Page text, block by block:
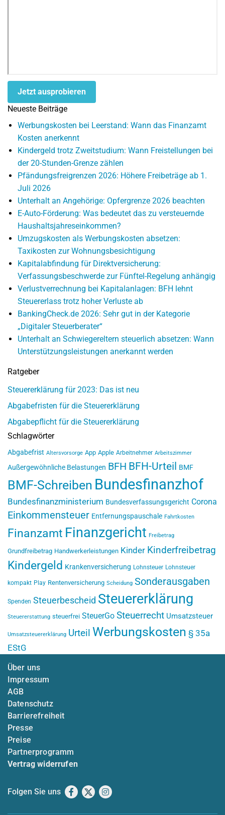
Jetzt ausprobieren
Neueste Beiträge
Werbungskosten bei Leerstand: Wann das Finanzamt
Kosten anerkennt
Kindergeld trotz Zweitstudium: Wann Freistellungen bei
der 20-Stunden-Grenze zählen
Pfändungsfreigrenzen 2026: Höhere Freibeträge ab 1.
Juli 2026
Unterhalt an Angehörige: Opfergrenze 2026 beachten
E-Auto-Förderung: Was bedeutet das zu versteuernde
Haushaltsjahreseinkommen?
Umzugskosten als Werbungskosten absetzen:
Taxikosten zur Wohnungsbesichtigung
Kapitalabfindung für Direktversicherung:
Verfassungsbeschwerde zur Fünftel-Regelung anhängig
Verlustverrechnung bei Kapitalanlagen: BFH lehnt
Steuererlass trotz hoher Verluste ab
BankingCheck.de 2026: Sehr gut in der Kategorie
„Digitaler Steuerberater“
Unterhalt an Schwiegereltern steuerlich absetzen: Wann
Unterstützungsleistungen anerkannt werden
Ratgeber
Steuererklärung für 2023: Das ist neu
Abgabefristen für die Steuererklärung
Abgabepflicht für die Steuererklärung
Schlagwörter
Abgabefrist Altersvorsorge App Apple Arbeitnehmer Arbeitszimmer
Außergewöhnliche Belastungen BFH BFH-Urteil BMF
BMF-Schreiben Bundesfinanzhof
Bundesfinanzministerium Bundesverfassungsgericht Corona
Einkommensteuer Entfernungspauschale Fahrtkosten
Finanzamt Finanzgericht Freibetrag
Grundfreibetrag Handwerkerleistungen Kinder Kinderfreibetrag
Kindergeld Krankenversicherung Lohnsteuer Lohnsteuer
kompakt Play Rentenversicherung Scheidung Sonderausgaben
Spenden Steuerbescheid Steuererklärung
Steuererstattung steuerfrei SteuerGo Steuerrecht Umsatzsteuer
Umsatzsteuererklärung Urteil Werbungskosten § 35a
EStG
Über uns
Impressum
AGB
Datenschutz
Barrierefreiheit
Presse
Preise
Partnerprogramm
Vertrag widerrufen
Folgen Sie uns Facebook
X Instagram